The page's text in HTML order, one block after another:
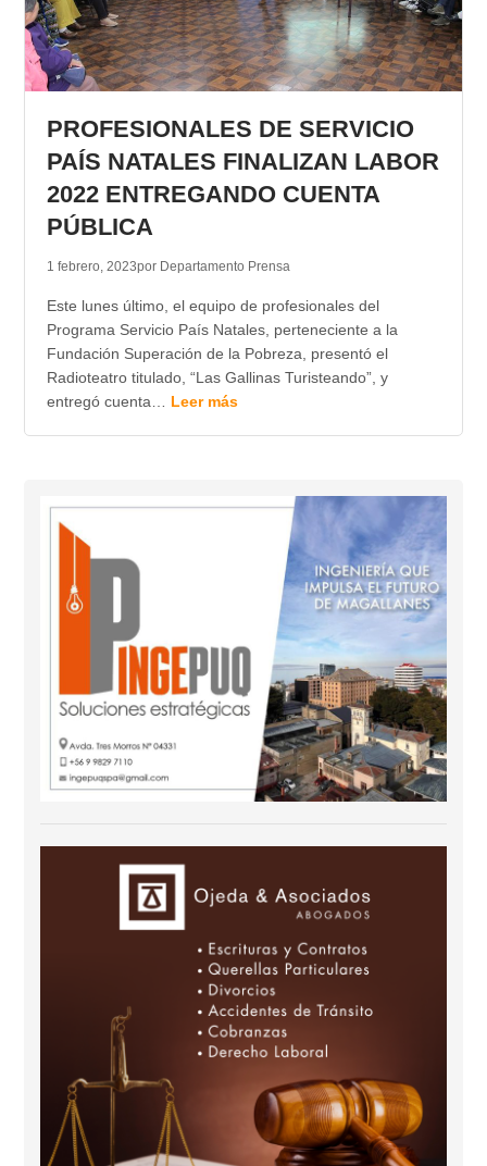
PROFESIONALES DE SERVICIO
PAÍS NATALES FINALIZAN LABOR
2022 ENTREGANDO CUENTA
PÚBLICA
1 febrero, 2023por Departamento Prensa
Este lunes último, el equipo de profesionales del
Programa Servicio País Natales, perteneciente a la
Fundación Superación de la Pobreza, presentó el
Radioteatro titulado, “Las Gallinas Turisteando”, y
entregó cuenta… Leer más